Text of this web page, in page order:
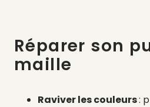
Réparer son
maille
Raviver les couleurs: